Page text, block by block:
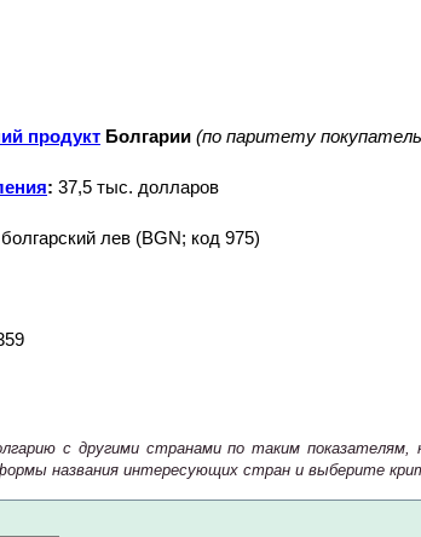
продукт Болгарии (по паритету
: 37,5 тыс. долларов
болгарский лев (BGN; код 975)
с другими странами по таким
названия интересующих стран и выберите